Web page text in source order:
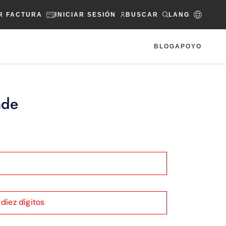
FACTURA INICIAR SESIÓN BUSCAR LANG
BLOGAPOYO
dígitos